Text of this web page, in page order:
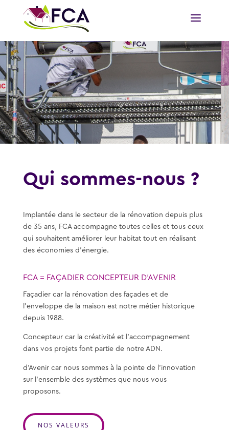
Qui sommes-nous ?
Implantée dans le secteur de la rénovation depuis plus
de 35 ans, FCA accompagne toutes celles et tous ceux
qui souhaitent améliorer leur habitat tout en réalisant
des économies d’énergie.
FCA = FAÇADIER CONCEPTEUR D’AVENIR
Façadier car la rénovation des façades et de
l’enveloppe de la maison est notre métier historique
depuis 1988.
Concepteur car la créativité et l’accompagnement
dans vos projets font partie de notre ADN.
d’Avenir car nous sommes à la pointe de l’innovation
sur l’ensemble des systèmes que nous vous
proposons.
NOS VALEURS